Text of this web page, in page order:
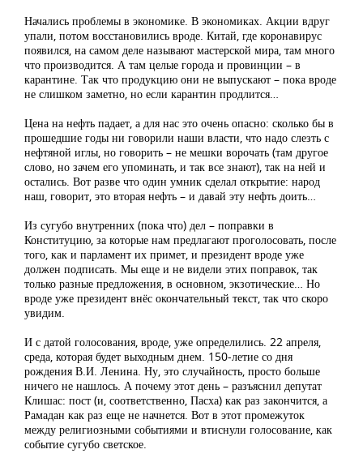
Начались проблемы в экономике. В экономиках. Акции вдруг
упали, потом восстановились вроде. Китай, где коронавирус
появился, на самом деле называют мастерской мира, там много
что производится. А там целые города и провинции – в
карантине. Так что продукцию они не выпускают – пока вроде
не слишком заметно, но если карантин продлится…
Цена на нефть падает, а для нас это очень опасно: сколько бы в
прошедшие годы ни говорили наши власти, что надо слезть с
нефтяной иглы, но говорить – не мешки ворочать (там другое
слово, но зачем его упоминать, и так все знают), так на ней и
остались. Вот разве что один умник сделал открытие: народ
наш, говорит, это вторая нефть – и давай эту нефть доить…
Из сугубо внутренних (пока что) дел – поправки в
Конституцию, за которые нам предлагают проголосовать, после
того, как и парламент их примет, и президент вроде уже
должен подписать. Мы еще и не видели этих поправок, так
только разные предложения, в основном, экзотические… Но
вроде уже президент внёс окончательный текст, так что скоро
увидим.
И с датой голосования, вроде, уже определились. 22 апреля,
среда, которая будет выходным днем. 150-летие со дня
рождения В.И. Ленина. Ну, это случайность, просто больше
ничего не нашлось. А почему этот день – разъяснил депутат
Клишас: пост (и, соответственно, Пасха) как раз закончится, а
Рамадан как раз еще не начнется. Вот в этот промежуток
между религиозными событиями и втиснули голосование, как
событие сугубо светское.